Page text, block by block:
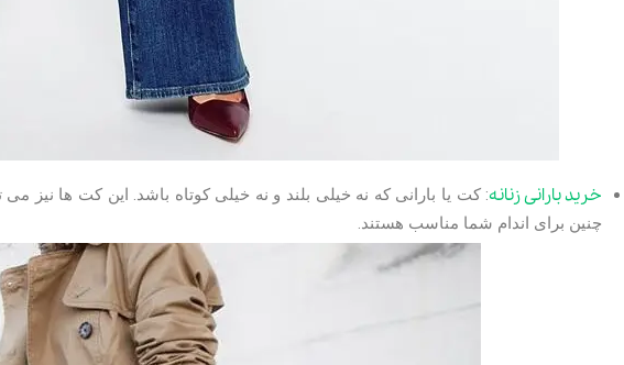
خرید بارانی زنانه: کت یا بارانی که نه خیلی بلند و نه خیلی کوتاه باشد. این کت ها نیز
چنین برای اندام شما مناسب هستند.